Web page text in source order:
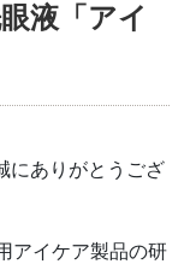
液「アイ
にありがとうござ
アイケア製品の研